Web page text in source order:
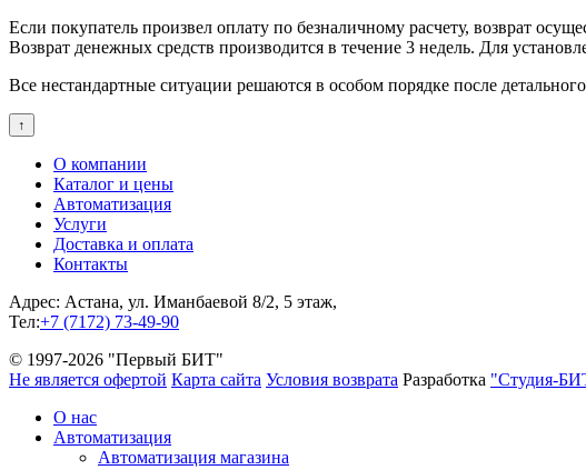
Если покупатель произвел оплату по безналичному расчету, возврат
Возврат денежных средств производится в течение 3 недель. Для
Все нестандартные ситуации решаются в особом порядке после
↑
О компании
Каталог и цены
Автоматизация
Услуги
Доставка и оплата
Контакты
Адрес: Астана, ул. Иманбаевой 8/2, 5 этаж,
Тел:+7 (7172) 73-49-90
© 1997-2026 "Первый БИТ"
Не является офертой Карта сайта Условия возврата Разработка "Студия-
О нас
Автоматизация
Автоматизация магазина